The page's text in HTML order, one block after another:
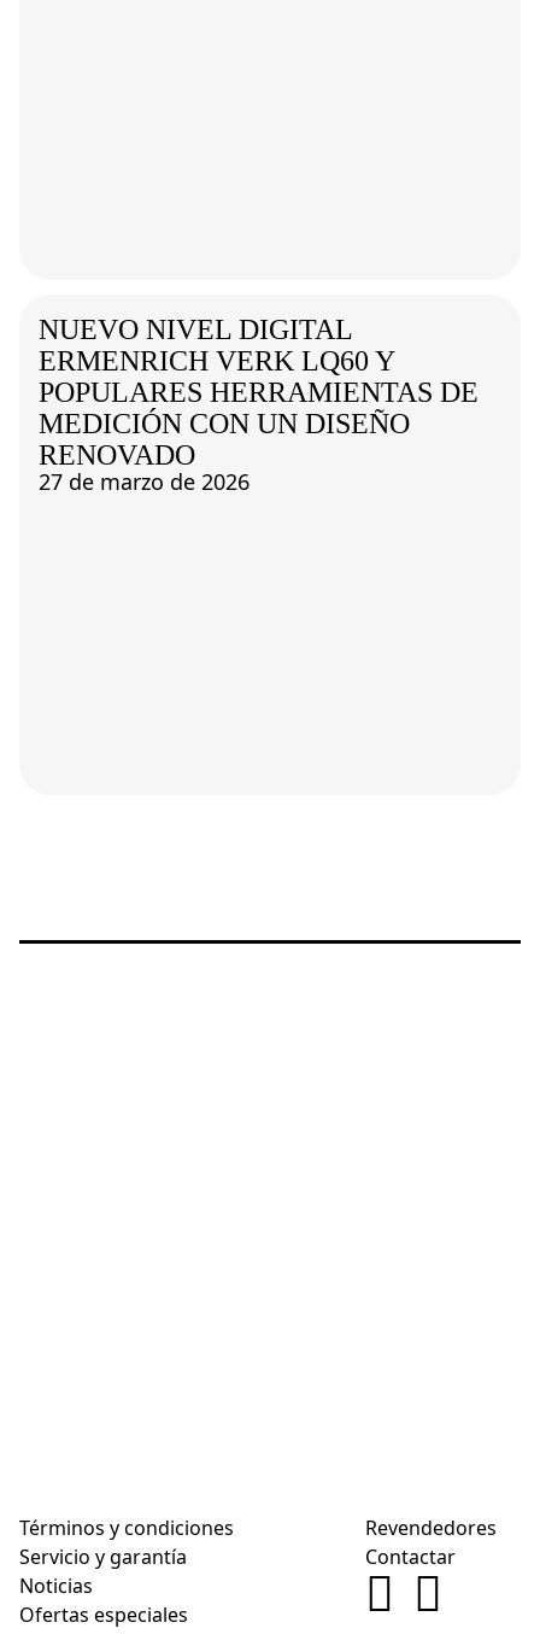
Términos y condiciones
Servicio y garantía
Noticias
Ofertas especiales
Revendedores
Contactar